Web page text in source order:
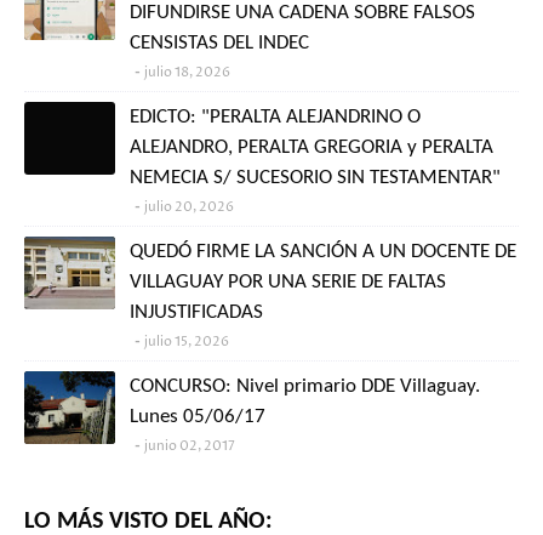
DIFUNDIRSE UNA CADENA SOBRE FALSOS
CENSISTAS DEL INDEC
julio 18, 2026
EDICTO: "PERALTA ALEJANDRINO O
ALEJANDRO, PERALTA GREGORIA y PERALTA
NEMECIA S/ SUCESORIO SIN TESTAMENTAR"
julio 20, 2026
QUEDÓ FIRME LA SANCIÓN A UN DOCENTE DE
VILLAGUAY POR UNA SERIE DE FALTAS
INJUSTIFICADAS
julio 15, 2026
CONCURSO: Nivel primario DDE Villaguay.
Lunes 05/06/17
junio 02, 2017
LO MÁS VISTO DEL AÑO: